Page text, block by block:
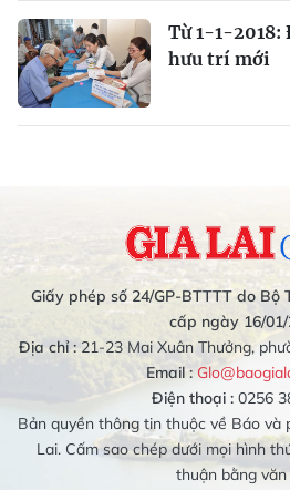
Từ 1-1-2018:
hưu trí mới
Giấy phép số 24/GP-BTTTT do Bộ
cấp ngày 16/01/
Địa chỉ :21-23 Mai Xuân Thưởng,
Email :
Điện thoại : 0256
Bản quyền thông tin thuộc về Báo và
Lai. Cấm sao chép dưới mọi hình
thuận bằng văn